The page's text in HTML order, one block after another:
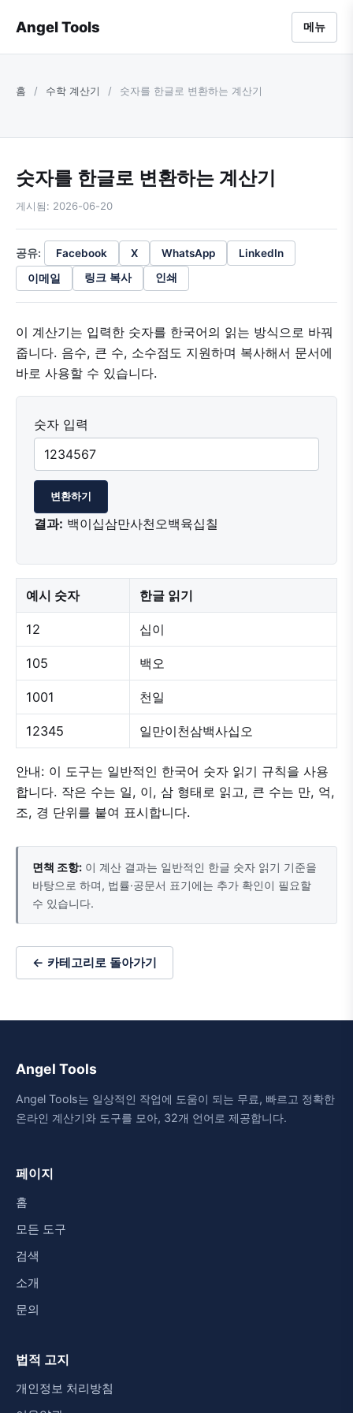
Angel Tools 메뉴
홈 / 수학 계산기 / 숫자를 한글로 변환하는 계산기
숫자를 한글로 변환하는 계산기
게시됨: 2026-06-20
공유: Facebook X WhatsApp
LinkedIn
이메일
링크 복사 인쇄
이 계산기는 입력한 숫자를 한국어의 읽는 방식으로 바꿔
줍니다. 음수, 큰 수, 소수점도 지원하며 복사해서 문서에
바로 사용할 수 있습니다.
숫자 입력
변환하기
결과: 백이십삼만사천오백육십칠
예시 숫자 한글 읽기
12 십이
105 백오
1001 천일
12345 일만이천삼백사십오
안내: 이 도구는 일반적인 한국어 숫자 읽기 규칙을 사용
합니다. 작은 수는 일, 이, 삼 형태로 읽고, 큰 수는 만, 억,
조, 경 단위를 붙여 표시합니다.
면책 조항: 이 계산 결과는 일반적인 한글 숫자 읽기 기준을
바탕으로 하며, 법률·공문서 표기에는 추가 확인이 필요할
수 있습니다.
← 카테고리로 돌아가기
Angel Tools
Angel Tools는 일상적인 작업에 도움이 되는 무료, 빠르고 정확한
온라인 계산기와 도구를 모아, 32개 언어로 제공합니다.
페이지
홈
모든 도구
검색
소개
문의
법적 고지
개인정보 처리방침